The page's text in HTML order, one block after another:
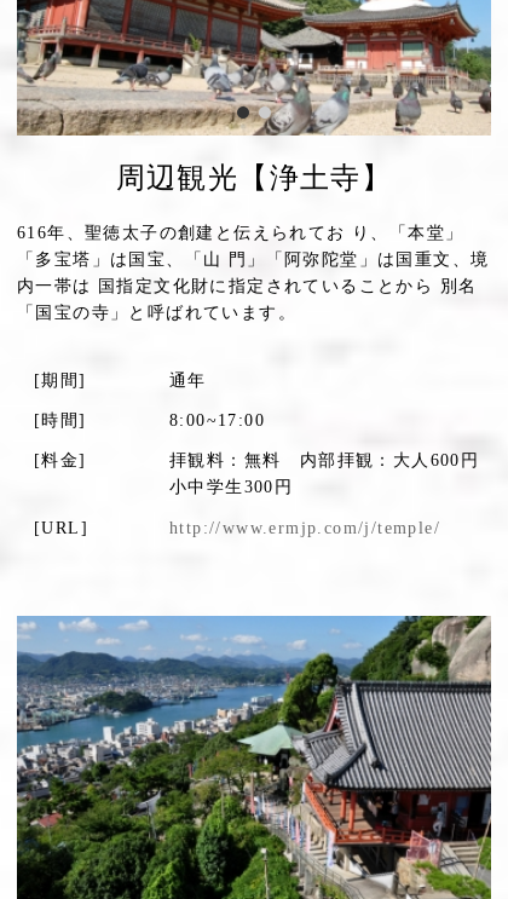
周辺観光【浄土寺】
616年、聖徳太子の創建と伝えられてお り、「本堂」
「多宝塔」は国宝、「山 門」「阿弥陀堂」は国重文、境
内一帯は 国指定文化財に指定されていることから 別名
「国宝の寺」と呼ばれています。
[期間] 通年
[時間] 8:00~17:00
[料金]
拝観料：無料 内部拝観：大人600円
小中学生300円
[URL] http://www.ermjp.com/j/temple/